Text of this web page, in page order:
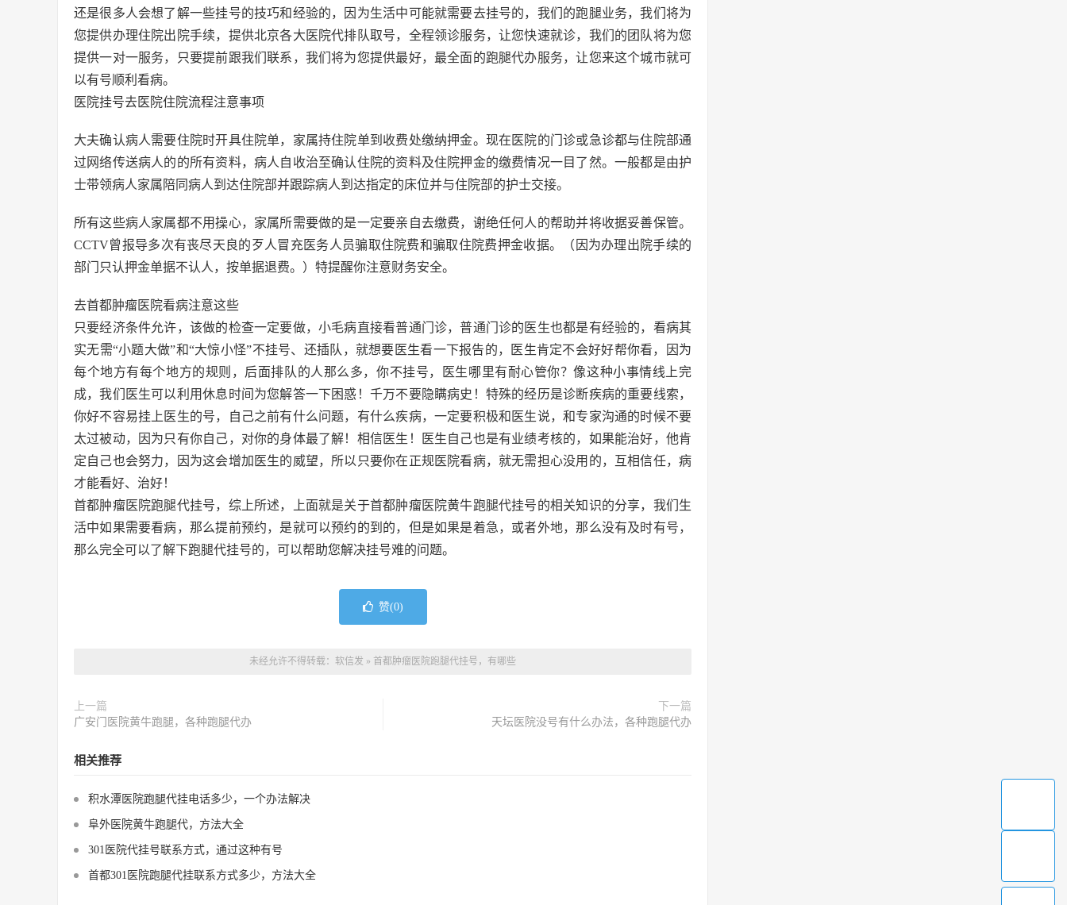
还是很多人会想了解一些挂号的技巧和经验的，因为生活中可能就需要去挂号的，我们的跑腿业务，我们将为
您提供办理住院出院手续，提供北京各大医院代排队取号，全程领诊服务，让您快速就诊，我们的团队将为您
提供一对一服务，只要提前跟我们联系，我们将为您提供最好，最全面的跑腿代办服务，让您来这个城市就可
以有号顺利看病。
医院挂号去医院住院流程注意事项
大夫确认病人需要住院时开具住院单，家属持住院单到收费处缴纳押金。现在医院的门诊或急诊都与住院部通
过网络传送病人的的所有资料，病人自收治至确认住院的资料及住院押金的缴费情况一目了然。一般都是由护
士带领病人家属陪同病人到达住院部并跟踪病人到达指定的床位并与住院部的护士交接。
所有这些病人家属都不用操心，家属所需要做的是一定要亲自去缴费，谢绝任何人的帮助并将收据妥善保管。
CCTV曾报导多次有丧尽天良的歹人冒充医务人员骗取住院费和骗取住院费押金收据。（因为办理出院手续的
部门只认押金单据不认人，按单据退费。）特提醒你注意财务安全。
去首都肿瘤医院看病注意这些
只要经济条件允许，该做的检查一定要做，小毛病直接看普通门诊，普通门诊的医生也都是有经验的，看病其
实无需“小题大做”和“大惊小怪”不挂号、还插队，就想要医生看一下报告的，医生肯定不会好好帮你看，因为
每个地方有每个地方的规则，后面排队的人那么多，你不挂号，医生哪里有耐心管你？像这种小事情线上完
成，我们医生可以利用休息时间为您解答一下困惑！千万不要隐瞒病史！特殊的经历是诊断疾病的重要线索，
你好不容易挂上医生的号，自己之前有什么问题，有什么疾病，一定要积极和医生说，和专家沟通的时候不要
太过被动，因为只有你自己，对你的身体最了解！相信医生！医生自己也是有业绩考核的，如果能治好，他肯
定自己也会努力，因为这会增加医生的威望，所以只要你在正规医院看病，就无需担心没用的，互相信任，病
才能看好、治好！
首都肿瘤医院跑腿代挂号，综上所述，上面就是关于首都肿瘤医院黄牛跑腿代挂号的相关知识的分享，我们生
活中如果需要看病，那么提前预约，是就可以预约的到的，但是如果是着急，或者外地，那么没有及时有号，
那么完全可以了解下跑腿代挂号的，可以帮助您解决挂号难的问题。
赞(0)
未经允许不得转载： 软信发 » 首都肿瘤医院跑腿代挂号，有哪些
上一篇
广安门医院黄牛跑腿，各种跑腿代办
下一篇
天坛医院没号有什么办法，各种跑腿代办
相关推荐
积水潭医院跑腿代挂电话多少，一个办法解决
阜外医院黄牛跑腿代，方法大全
301医院代挂号联系方式，通过这种有号
首都301医院跑腿代挂联系方式多少，方法大全